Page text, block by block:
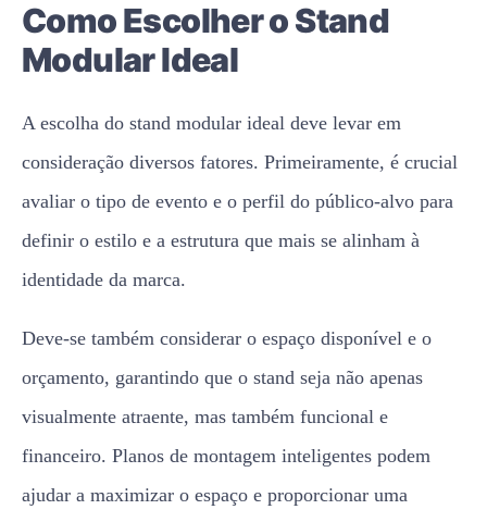
Como Escolher o Stand
Modular Ideal
A escolha do stand modular ideal deve levar em
consideração diversos fatores. Primeiramente, é crucial
avaliar o tipo de evento e o perfil do público-alvo para
definir o estilo e a estrutura que mais se alinham à
identidade da marca.
Deve-se também considerar o espaço disponível e o
orçamento, garantindo que o stand seja não apenas
visualmente atraente, mas também funcional e
financeiro. Planos de montagem inteligentes podem
ajudar a maximizar o espaço e proporcionar uma